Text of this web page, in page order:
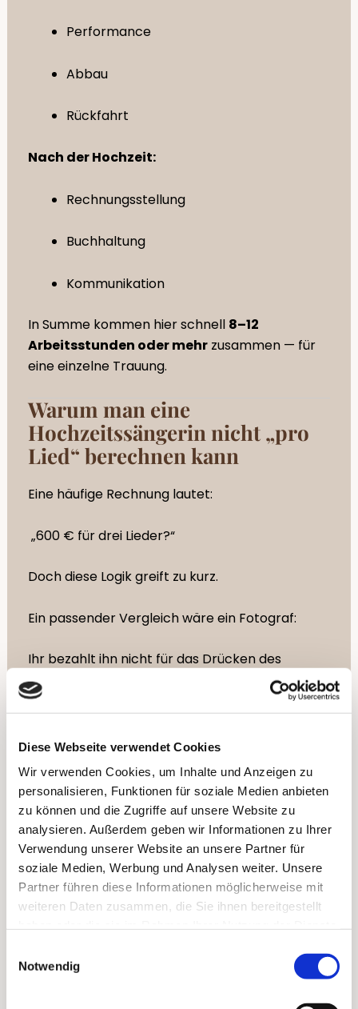
Diese Webseite verwendet Cookies
Wir verwenden Cookies, um Inhalte und Anzeigen zu
personalisieren, Funktionen für soziale Medien anbieten
zu können und die Zugriffe auf unsere Website zu
analysieren. Außerdem geben wir Informationen zu Ihrer
Verwendung unserer Website an unsere Partner für
soziale Medien, Werbung und Analysen weiter. Unsere
Partner führen diese Informationen möglicherweise mit
weiteren Daten zusammen, die Sie ihnen bereitgestellt
Notwendig
Performance
Abbau
Rückfahrt
Nach der Hochzeit:
Rechnungsstellung
Buchhaltung
Kommunikation
In Summe kommen hier schnell 8–12
Arbeitsstunden oder mehrzusammen — für
eine einzelne Trauung.
Warum man eine
Hochzeitssängerin nicht „pro
Lied“ berechnen kann
Eine häufige Rechnung lautet:
„600 € für drei Lieder?“
Doch diese Logik greift zu kurz.
Ein passender Vergleich wäre ein Fotograf:
Ihr bezahlt ihn nicht für das Drücken des
Auslösers —
sondern für Erfahrung, Blickwinkel, Technik und
Genauso ist es bei Live-Musik.
Es gibt ein Zitat, das es sehr gut trifft:
„If I do a job in 30 minutes, it’s
because I spent 10 years
learning how to do it in 30
minutes.“
Routine ist kein Zeichen dafür, dass etwas wenig